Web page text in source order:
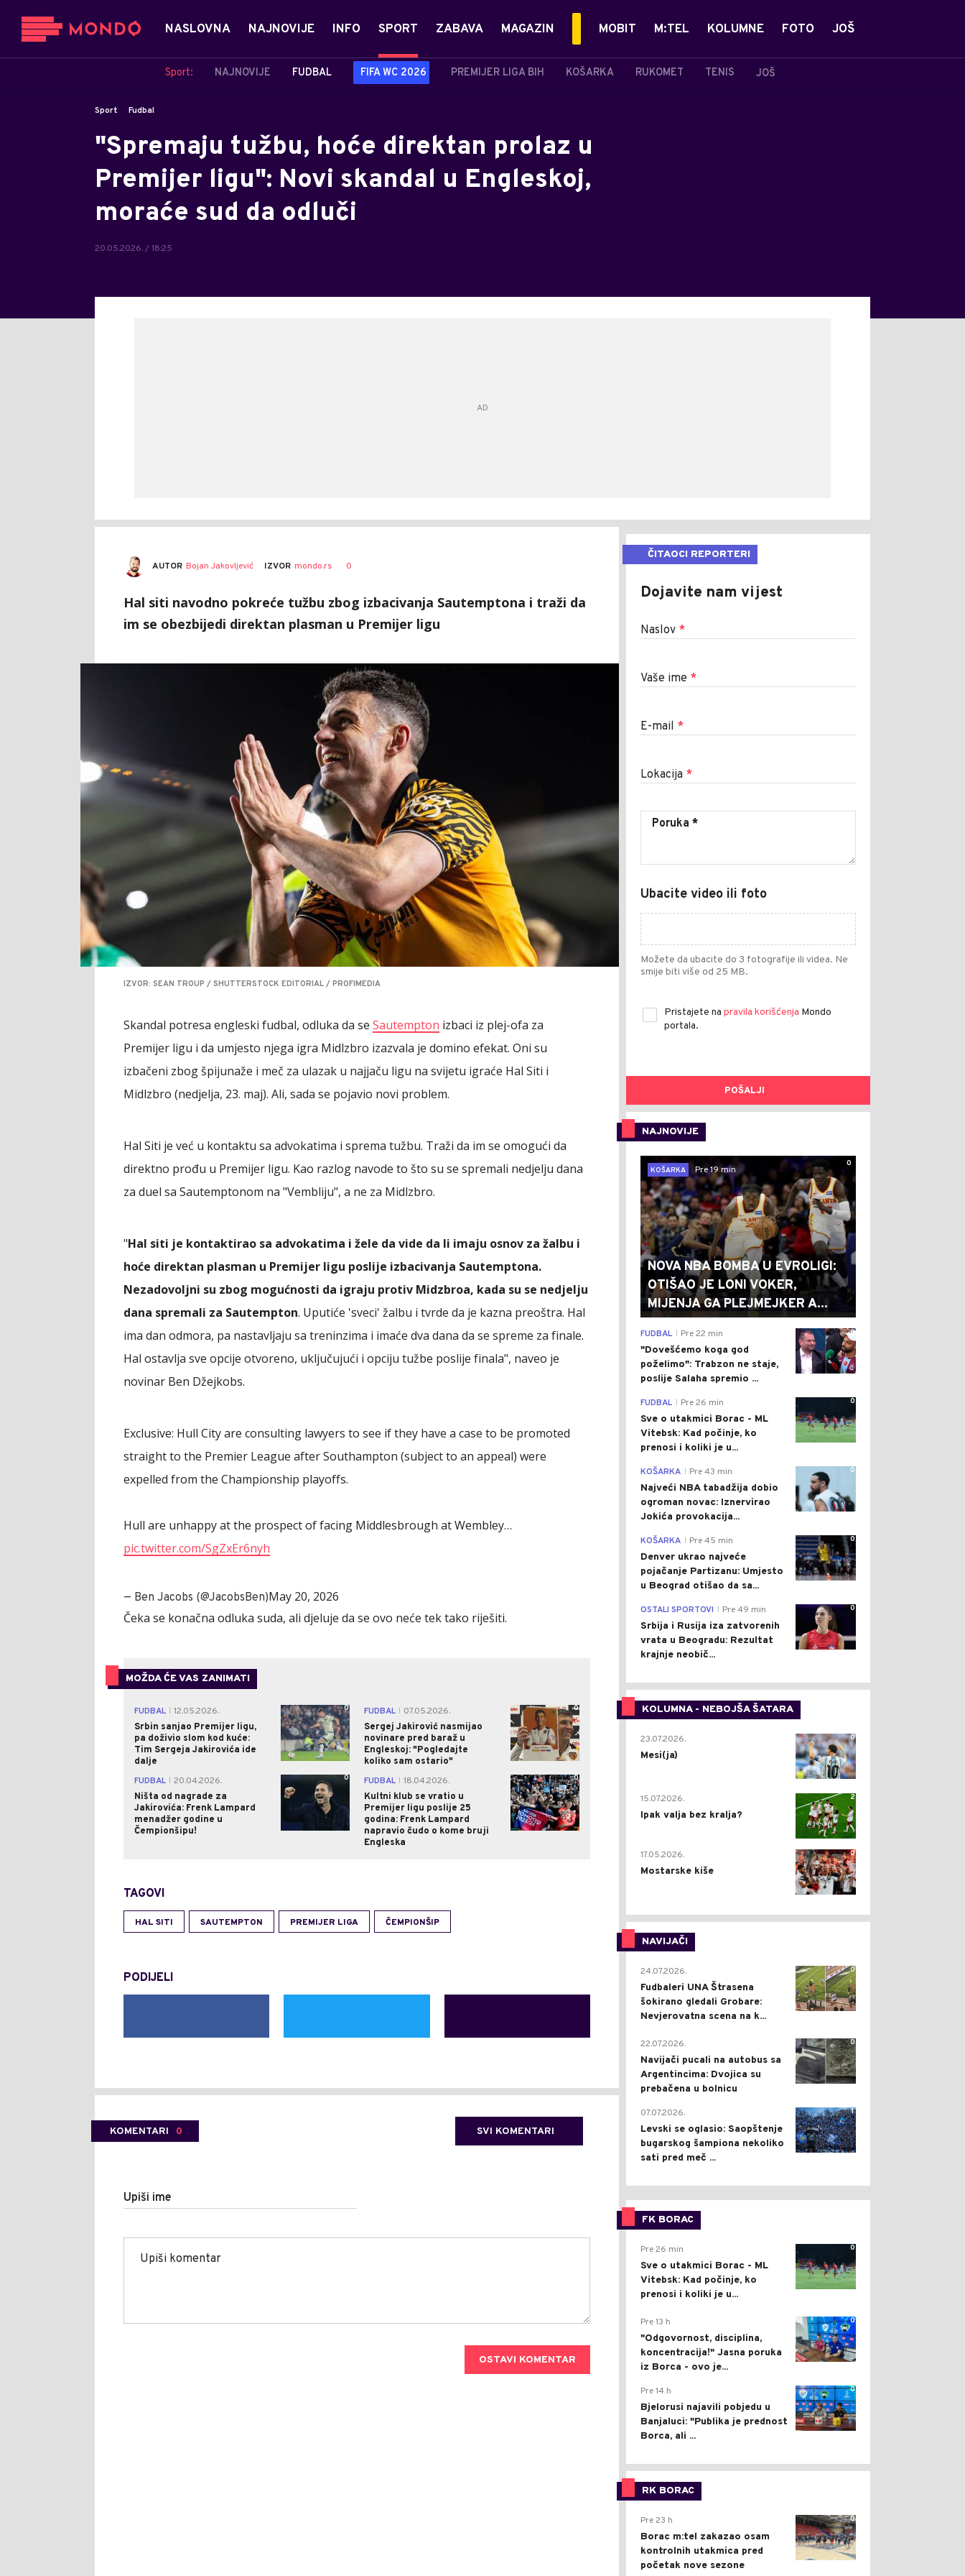
NASLOVNA NAJNOVIJE INFO SPORT
Sport: NAJNOVIJE FUDBAL FIFA WC 2026 PREMIJER LIGA BIH KOŠARKA RUKOMET TENIS JOŠ
ZABAVA MAGAZIN MOBIT M:TEL KOLUMNE FOTO JOŠ
Sport Fudbal
"Spremaju tužbu, hoće direktan prolaz u
Premijer ligu": Novi skandal u Engleskoj,
moraće sud da odluči
20.05.2026. / 18:25
AUTOR Bojan Jakovljević IZVOR mondo.rs 0
Hal siti navodno pokreće tužbu zbog izbacivanja Sautemptona i traži da
im se obezbijedi direktan plasman u Premijer ligu
IZVOR: SEAN TROUP / SHUTTERSTOCK EDITORIAL / PROFIMEDIA
Skandal potresa engleski fudbal, odluka da se Sautempton izbaci iz plej-ofa za
Premijer ligu i da umjesto njega igra Midlzbro izazvala je domino efekat. Oni su
izbačeni zbog špijunaže i meč za ulazak u najjaču ligu na svijetu igraće Hal Siti i
Midlzbro (nedjelja, 23. maj). Ali, sada se pojavio novi problem.
Hal Siti je već u kontaktu sa advokatima i sprema tužbu. Traži da im se omogući da
direktno prođu u Premijer ligu. Kao razlog navode to što su se spremali nedjelju dana
za duel sa Sautemptonom na "Vembliju", a ne za Midlzbro.
"Hal siti je kontaktirao sa advokatima i žele da vide da li imaju osnov za žalbu i
hoće direktan plasman u Premijer ligu poslije izbacivanja Sautemptona.
Nezadovoljni su zbog mogućnosti da igraju protiv Midzbroa, kada su se nedjelju
dana spremali za Sautempton. Uputiće 'sveci' žalbu i tvrde da je kazna preoštra. Hal
ima dan odmora, pa nastavljaju sa treninzima i imaće dva dana da se spreme za finale.
Hal ostavlja sve opcije otvoreno, uključujući i opciju tužbe poslije finala", naveo je
novinar Ben Džejkobs.
Exclusive: Hull City are consulting lawyers to see if they have a case to be promoted
straight to the Premier League after Southampton (subject to an appeal) were
expelled from the Championship playoffs.
Hull are unhappy at the prospect of facing Middlesbrough at Wembley…
pic.twitter.com/SgZxEr6nyh
— Ben Jacobs (@JacobsBen)May 20, 2026
Čeka se konačna odluka suda, ali djeluje da se ovo neće tek tako riješiti.
MOŽDA ĆE VAS ZANIMATI
FUDBAL
12.05.2026.
Srbin sanjao Premijer ligu,
pa doživio slom kod kuće:
Tim Sergeja Jakirovića ide
dalje
0 FUDBAL
07.05.2026.
Sergej Jakirović nasmijao
novinare pred baraž u
Engleskoj: "Pogledajte
koliko sam ostario"
0
FUDBAL
20.04.2026.
Ništa od nagrade za
Jakirovića: Frenk Lampard
menadžer godine u
Čempionšipu!
0 FUDBAL
18.04.2026.
Kultni klub se vratio u
Premijer ligu poslije 25
godina: Frenk Lampard
napravio čudo o kome bruji
Engleska
0
TAGOVI
HAL SITI SAUTEMPTON PREMIJER LIGA ČEMPIONŠIP
PODIJELI
KOMENTARI 0 SVI KOMENTARI
Upiši ime
OSTAVI KOMENTAR
ČITAOCI REPORTERI
Dojavite nam vijest
Naslov *
Vaše ime *
E-mail *
Lokacija *
Ubacite video ili foto
Možete da ubacite do 3 fotografije ili videa. Ne
smije biti više od 25 MB.
Pristajete na pravila korišćenja Mondo
portala.
POŠALJI
NAJNOVIJE
0
KOŠARKA
Pre 19 min
NOVA NBA BOMBA U EVROLIGI:
OTIŠAO JE LONI VOKER,
MIJENJA GA PLEJMEJKER A...
0
FUDBAL Pre 22 min
"Dovešćemo koga god
poželimo": Trabzon ne staje,
poslije Salaha spremio ...
0
FUDBAL Pre 26 min
Sve o utakmici Borac - ML
Vitebsk: Kad počinje, ko
prenosi i koliki je u...
0
KOŠARKA Pre 43 min
Najveći NBA tabadžija dobio
ogroman novac: Iznervirao
Jokića provokacija...
0
KOŠARKA Pre 45 min
Denver ukrao najveće
pojačanje Partizanu: Umjesto
u Beograd otišao da sa...
0
OSTALI SPORTOVI Pre 49 min
Srbija i Rusija iza zatvorenih
vrata u Beogradu: Rezultat
krajnje neobič...
KOLUMNA - NEBOJŠA ŠATARA
0
23.07.2026.
Mesi(ja)
2
15.07.2026.
Ipak valja bez kralja?
0
17.05.2026.
Mostarske kiše
NAVIJAČI
0
24.07.2026.
Fudbaleri UNA Štrasena
šokirano gledali Grobare:
Nevjerovatna scena na k...
0
22.07.2026.
Navijači pucali na autobus sa
Argentincima: Dvojica su
prebačena u bolnicu
1
07.07.2026.
Levski se oglasio: Saopštenje
bugarskog šampiona nekoliko
sati pred meč ...
FK BORAC
0
Pre 26 min
Sve o utakmici Borac - ML
Vitebsk: Kad počinje, ko
prenosi i koliki je u...
0
Pre 13 h
"Odgovornost, disciplina,
koncentracija!" Jasna poruka
iz Borca - ovo je...
0
Pre 14 h
Bjelorusi najavili pobjedu u
Banjaluci: "Publika je prednost
Borca, ali ...
RK BORAC
0
Pre 23 h
Borac m:tel zakazao osam
kontrolnih utakmica pred
početak nove sezone